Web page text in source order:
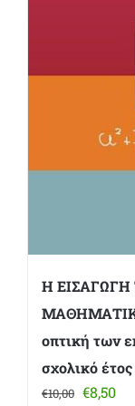
Η
οπτική των
σχολικό
€10,00 Original
€8,50Η